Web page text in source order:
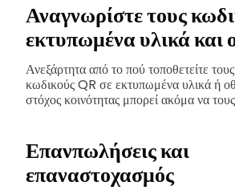
Αναγνωρίστε τους
εκτυπωμένα υλικά και
Ανεξάρτητα από το πού τοποθετείτε
κωδικούς QR σε εκτυπωμένα υλικά ή
στόχος κοινότητας μπορεί ακόμα να
Επανπωλήσεις και
επαναστοχασμός